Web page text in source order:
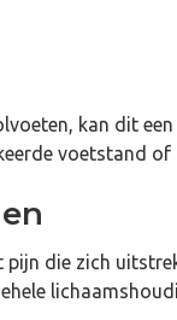
kan dit
voetstand of
die zich